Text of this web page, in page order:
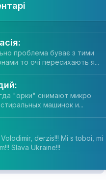
проблема буває з тими
то очі пересихають я...
"орки" снимают микро
машинок и...
derzis!!! Mi s toboi, mi
Slava Ukraine!!!